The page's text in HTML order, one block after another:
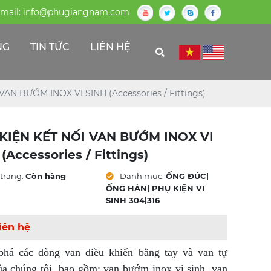
info@phugiangnam.com
TIN TỨC LIÊN HỆ
BƯỚM INOX VI SINH (Accessories / Fittings)
KẾT NỐI VAN BƯỚM INOX VI
(Accessories / Fittings)
Còn hàng Danh mục: ỐNG ĐÚC|
ỐNG HÀN| PHỤ KIỆN VI
SINH 304|316
hệ
các dòng van điều khiển bằng tay và van tự
chúng tôi, bao gồm: van bướm inox vi sinh, van